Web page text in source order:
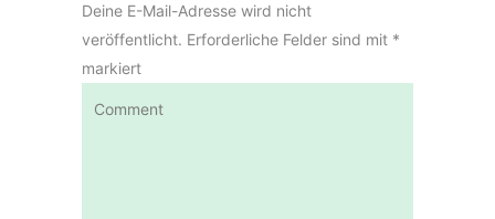
Deine E-Mail-Adresse wird nicht
veröffentlicht. Erforderliche Felder sind mit *
markiert